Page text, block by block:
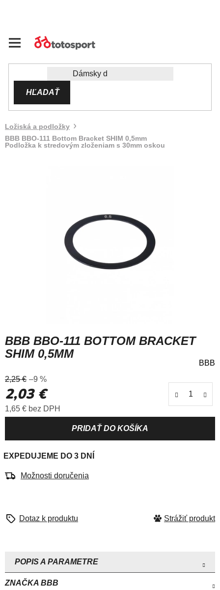
HĽADAŤ
Ložiská a podložky
BBB BBO-111 Bottom Bracket SHIM 0,5mm
Podložka k stredovým zloženiam s 30mm oskou
BBB BBO-111 BOTTOM BRACKET
SHIM 0,5MM
hodnotenie
produktu
0,0
BBB
EXPEDUJEME DO 3 DNÍ
Možnosti doručenia
2,25 € –9 %
2,03 €
1,65 € bez DPH
Strážiť
ZNAČKA BBB